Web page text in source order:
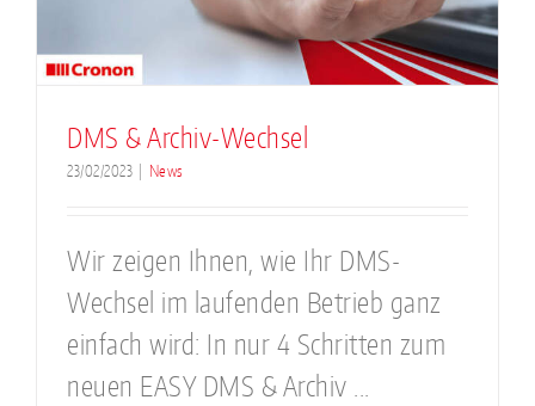
DMS & Archiv-Wechsel
23/02/2023 News
Wir zeigen Ihnen, wie Ihr DMS-
Wechsel im laufenden Betrieb ganz
einfach wird: In nur 4 Schritten zum
neuen EASY DMS & Archiv ...